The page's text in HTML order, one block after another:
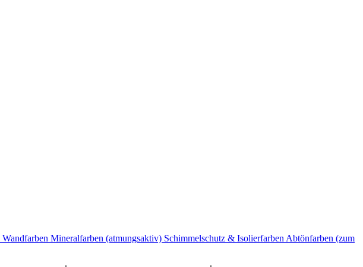
Mineralfarben (atmungsaktiv) Schimmelschutz & Isolierfarben Abtönfarben (zum